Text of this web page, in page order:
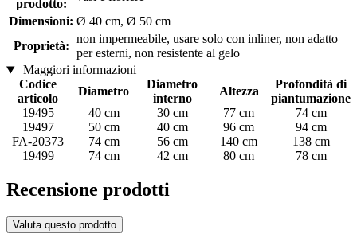
prodotto:
Dimensioni: Ø 40 cm, Ø 50 cm
Proprietà:
non impermeabile, usare solo con inliner, non adatto
per esterni, non resistente al gelo
Maggiori informazioni
Codice
articolo
Diametro
Diametro
interno
Altezza
Profondità di
piantumazione
19495
40 cm 30 cm 77 cm
74 cm
19497
50 cm 40 cm 96 cm
94 cm
FA-20373
74 cm 56 cm 140 cm
138 cm
19499
74 cm 42 cm 80 cm 78 cm
Recensione prodotti
Valuta questo prodotto